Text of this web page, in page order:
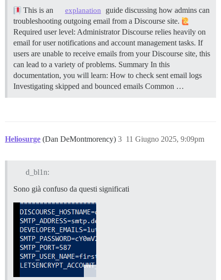
This is an explanation
guide discussing how admins can
troubleshooting outgoing email from a Discourse site.
Required user level: Administrator Discourse relies heavily on
email for user notifications and account management tasks. If
users are unable to receive emails from your Discourse site, this
can lead to a variety of problems. Summary In this
documentation, you will learn: How to check sent email logs
Investigating skipped and bounced emails Common …
Heliosurge (Dan DeMontmorency) 11 Giugno 2025, 9:09pm
3
d_bl1n:
Sono già confuso da questi significati